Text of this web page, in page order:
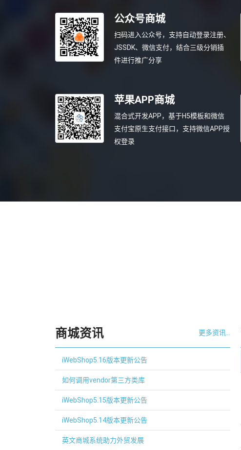
公众号商城
扫码进入公众号，支持自动登录注册、
JSSDK、微信支付，结合三级分销插
件进行推广分享
苹果APP商城
混合式开发APP，基于H5模板和微信
支付宝原生支付接口，支持微信APP授
权登录
商城资讯 更多资讯...
iWebShop5.16版本更新公告
如何调用vendor第三方类库
iWebShop5.15版本更新公告
iWebShop5.14版本更新公告
英文商城系统助力外贸发展